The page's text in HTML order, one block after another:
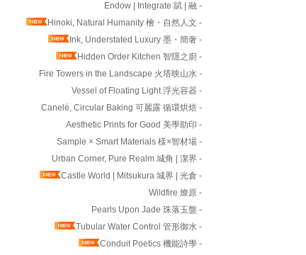
Endow | Integrate 賦 | 融 -
Hinoki, Natural Humanity 檜・自然人文 -
Ink, Understated Luxury 墨・簡奢 -
Hidden Order Kitchen 智隱之廚 -
Fire Towers in the Landscape 火塔映山水 -
Vessel of Floating Light 浮光容器 -
Canelé, Circular Baking 可麗露 循環烘焙 -
Aesthetic Prints for Good 美學助印 -
Sample × Smart Materials 樣×智材場 -
Urban Corner, Pure Realm 城角 | 潔界 -
Castle World | Mitsukura 城界 | 光倉 -
Wildfire 燎原 -
Pearls Upon Jade 珠落玉盤 -
Tubular Water Control 管形御水 -
Conduit Poetics 機能詩學 -